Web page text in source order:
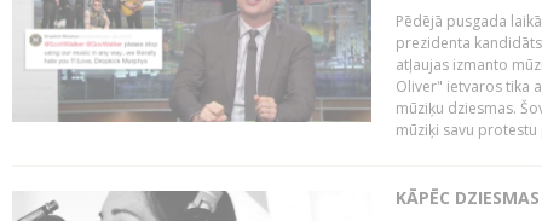
Pēdējā pusgada
prezidenta
atļaujas izmanto
Oliver" ietvaros tika
mūziķu dziesmas.
mūziķi savu
KĀPĒC